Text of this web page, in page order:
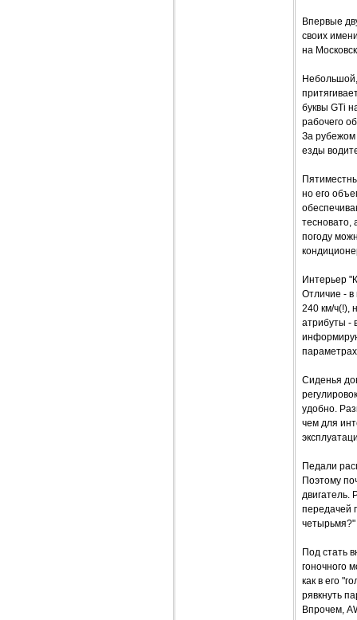
Впервые
своих
на
Небольшой,
буквы GTi
рабочего
За рубежом
езды
но его
тесновато,
погоду
Интерьер
Отличие - в
240 км/ч(!),
атрибуты -
Сиденья
удобно.
чем для
Педали
Поэтому
двигатель.
передачей
четырьмя?"
Под стать
гоночного
как в его
рявкнуть
Впрочем,